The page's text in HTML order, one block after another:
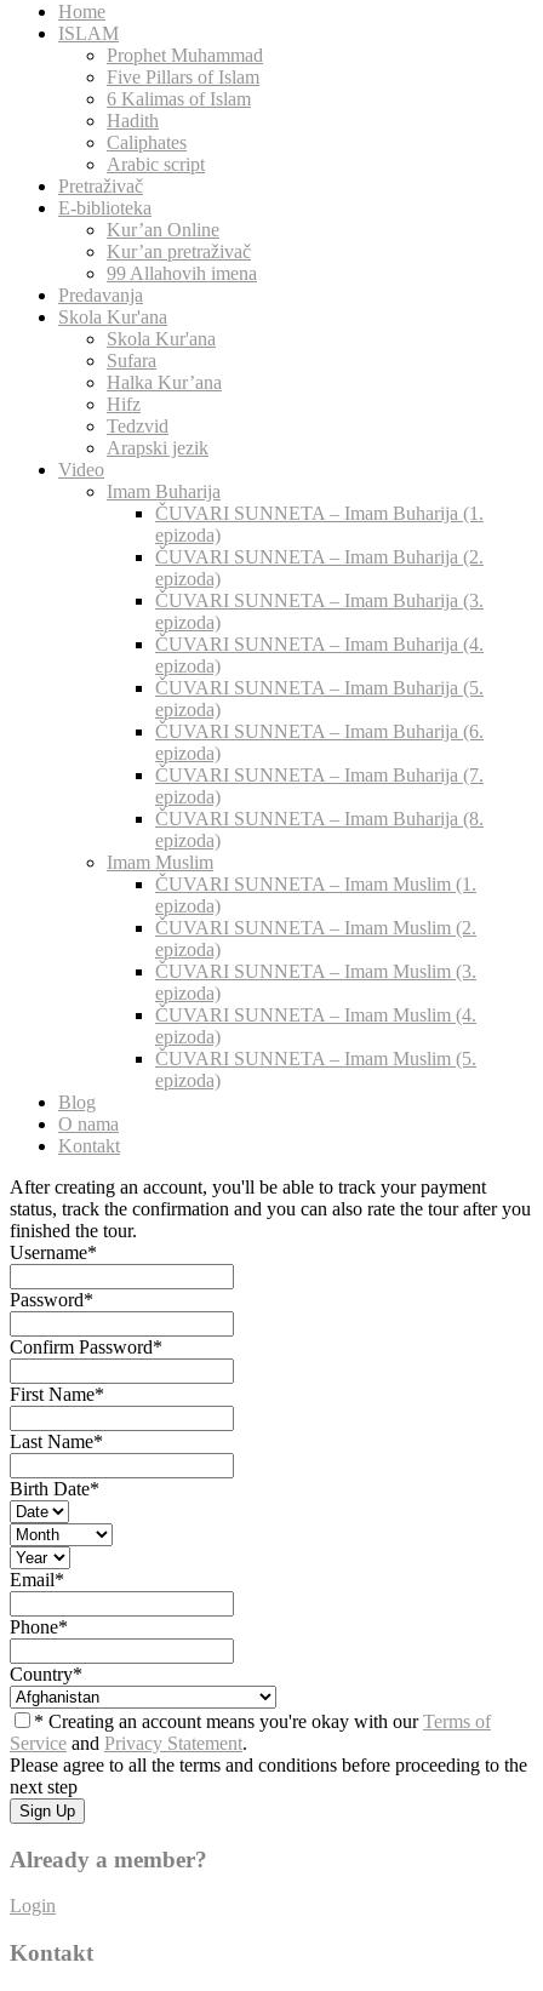
Home
ISLAM
Prophet Muhammad
Five Pillars of Islam
6 Kalimas of Islam
Hadith
Caliphates
Arabic script
Pretraživač
E-biblioteka
Kur’an Online
Kur’an pretraživač
99 Allahovih imena
Predavanja
Skola Kur'ana
Skola Kur'ana
Sufara
Halka Kur’ana
Hifz
Tedzvid
Arapski jezik
Video
Imam Buharija
ČUVARI SUNNETA – Imam Buharija (1.
epizoda)
ČUVARI SUNNETA – Imam Buharija (2.
epizoda)
ČUVARI SUNNETA – Imam Buharija (3.
epizoda)
ČUVARI SUNNETA – Imam Buharija (4.
epizoda)
ČUVARI SUNNETA – Imam Buharija (5.
epizoda)
ČUVARI SUNNETA – Imam Buharija (6.
epizoda)
ČUVARI SUNNETA – Imam Buharija (7.
epizoda)
ČUVARI SUNNETA – Imam Buharija (8.
epizoda)
Imam Muslim
ČUVARI SUNNETA – Imam Muslim (1.
epizoda)
ČUVARI SUNNETA – Imam Muslim (2.
epizoda)
ČUVARI SUNNETA – Imam Muslim (3.
epizoda)
ČUVARI SUNNETA – Imam Muslim (4.
epizoda)
ČUVARI SUNNETA – Imam Muslim (5.
epizoda)
Blog
O nama
Kontakt
After creating an account, you'll be able to track your payment
status, track the confirmation and you can also rate the tour after you
finished the tour.
Username*
Password*
Confirm Password*
First Name*
Last Name*
Birth Date*
Email*
Phone*
Country*
* Creating an account means you're okay with ourTerms of
Service and Privacy Statement.
Please agree to all the terms and conditions before proceeding to the
next step
Already a member?
Login
Kontakt